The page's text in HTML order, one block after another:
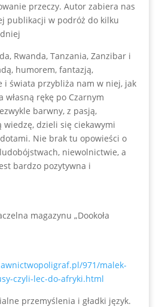
przeczy. Autor zabiera nas
publikacji w podróż do kilku
Rwanda, Tanzania, Zanzibar i
humorem, fantazją,
i świata przybliża nam w niej, jak
rękę po Czarnym
barwny, z pasją,
wiedzę, dzieli się ciekawymi
Nie brak tu opowieści o
niewolnictwie, a
bardzo pozytywna i
magazynu „Dookoła
971/malek-
czyli-lec-do-afryki.html
przemyślenia i gładki język.